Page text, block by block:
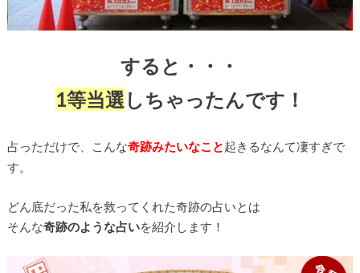
すると・・・
1等当選 しちゃったんです！
占っただけで、こんな奇跡みたいなこと起きるなんて凄すぎで
す。
どん底だった私を救ってくれた奇跡の占いとは
そんな奇跡のような占いを紹介します！